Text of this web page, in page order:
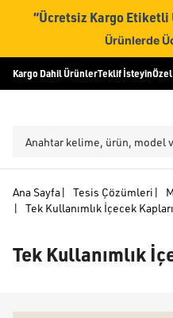
“Ücretsiz Kargo
Ürünlerde
Kargo Dahil ÜrünlerTeklif İsteyin
Ana Sayfa| Tesis Çözümleri |
|
Tek Kullanımlık İçecek Kapları
Tek Kullanımlık